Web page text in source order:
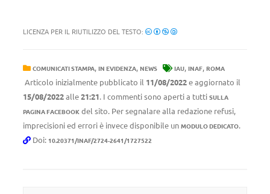
LICENZA PER IL RIUTILIZZO DEL TESTO:
COMUNICATI STAMPA, IN EVIDENZA, NEWS IAU, INAF, ROMA
Articolo inizialmente pubblicato il 11/08/2022e aggiornato il
15/08/2022alle21:21. I commenti sono aperti a tutti SULLA
PAGINA FACEBOOK del sito. Per segnalare alla redazione refusi,
imprecisioni ed errori è invece disponibile un MODULO DEDICATO.
Doi: 10.20371/INAF/2724-2641/1727522